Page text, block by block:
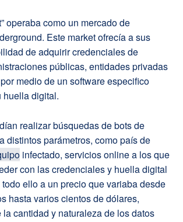
operaba como un mercado de
Este market ofrecía a sus
de adquirir credenciales de
públicas, entidades privadas
medio de un software especifico
huella digital.
realizar búsquedas de bots de
distintos parámetros, como país de
infectado, servicios online a los que
con las credenciales y huella digital
ello a un precio que variaba desde
hasta varios cientos de dólares,
cantidad y naturaleza de los datos